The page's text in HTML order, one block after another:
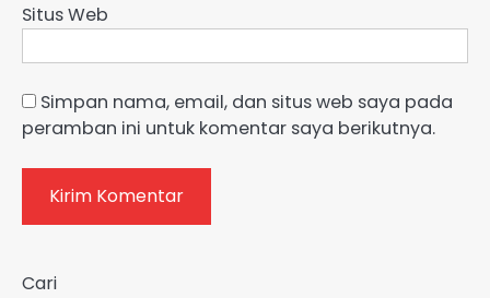
Situs Web
Simpan nama, email, dan situs web saya pada
peramban ini untuk komentar saya berikutnya.
Cari